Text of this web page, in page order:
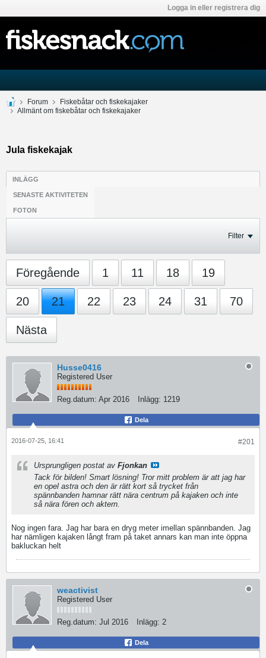
Logga in eller registrera dig
Forum
Fiskebåtar och fiskekajaker
Allmänt om fiskebåtar och fiskekajaker
Jula fiskekajak
INLÄGG
SENASTE AKTIVITETEN
FOTON
Filter
Föregående 1 11 18 19
20 21 22 23 24 31 70
Nästa
Husse0416
Registered User
Reg.datum: Apr 2016 Inlägg: 1219
Dela
#201
2016-07-25, 16:41
Ursprungligen postat av Fjonkan
Tack för bilden! Smart lösning! Tror mitt problem är att jag har
en opel astra och den är rätt kort så trycket från
spännbanden hamnar rätt nära centrum på kajaken och inte
så nära fören och aktern.
Nog ingen fara. Jag har bara en dryg meter imellan spännbanden. Jag
har nämligen kajaken långt fram på taket annars kan man inte öppna
bakluckan helt
weactivist
Registered User
Reg.datum: Jul 2016 Inlägg: 2
Dela